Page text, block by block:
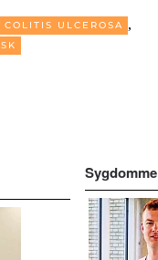
COLITIS ULCEROSA ,
Sygdomme